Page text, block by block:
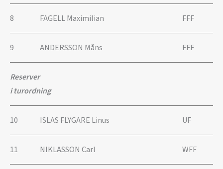
8 FAGELL Maximilian FFF
9 ANDERSSON Måns FFF
Reserver
i turordning
10 ISLAS FLYGARE Linus UF
11 NIKLASSON Carl WFF